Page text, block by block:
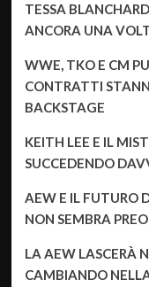
TESSA
ANCORA UNA
WWE, TKO E CM
CONTRATTI
BACKSTAGE
KEITH LEE E IL
SUCCEDENDO
AEW E IL FUTURO
NON SEMBRA
LA AEW LASCERÀ
CAMBIANDO